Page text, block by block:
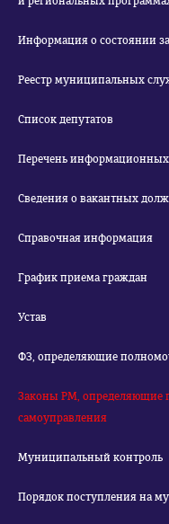
Информация о состоянии
Реестр муниципальных
Список депутатов
Перечень информационных
Сведения о вакантных
Справочная информация
График приема граждан
Устав
ФЗ, определяющие
Законы РМ, определяющие
самоуправления
Муниципальный контроль
Порядок поступления на